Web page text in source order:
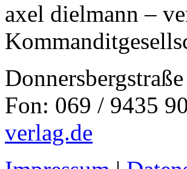
axel dielmann –
Fon: 069 / 9435
verlag.de